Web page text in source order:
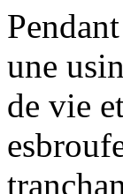
une
de vie